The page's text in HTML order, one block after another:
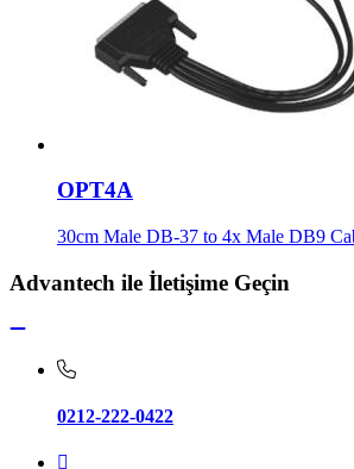
OPT4A
30cm Male DB-37 to 4x Male DB9
Advantech ile İletişime Geçin
0212-222-0422